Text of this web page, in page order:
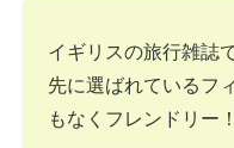
イギリスの旅行雑誌
先に選ばれているフ
もなくフレンドリー！